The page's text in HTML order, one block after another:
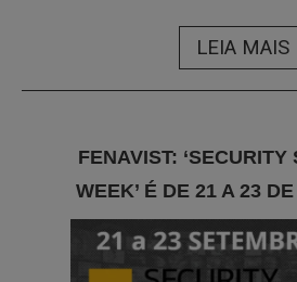
LEIA MAIS
FENAVIST: ‘SECURITY
WEEK’ É DE 21 A 23